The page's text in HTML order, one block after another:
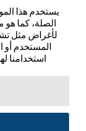
يستخدم هذا
الصلة، كما
لأغراض مثل
المستخدم أو
استخدامنا